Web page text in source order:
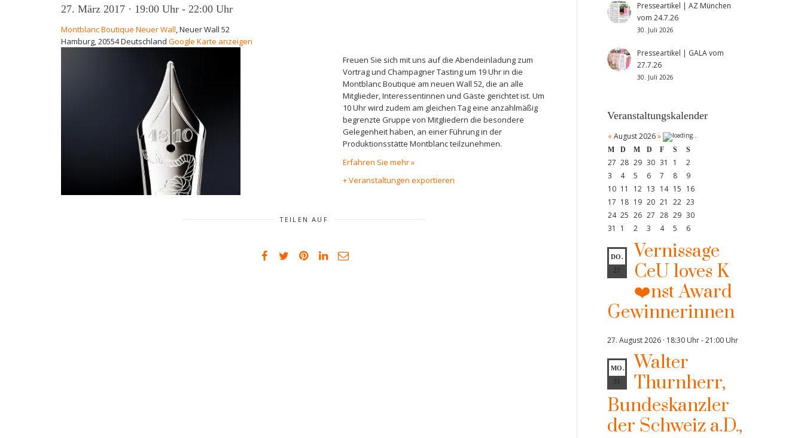
27. März 2017 · 19:00 Uhr - 22:00 Uhr
Montblanc Boutique Neuer Wall,Neuer Wall 52
Hamburg,20554Deutschland Google Karte anzeigen
Freuen Sie sich mit uns auf die Abendeinladung zum
Vortrag und Champagner Tasting um 19 Uhr in die
Montblanc Boutique am neuen Wall 52, die an alle
Mitglieder, Interessentinnen und Gäste gerichtet ist. Um
10 Uhr wird zudem am gleichen Tag eine anzahlmäßig
begrenzte Gruppe von Mitgliedern die besondere
Gelegenheit haben, an einer Führung in der
Produktionsstätte Montblanc teilzunehmen.
Erfahren Sie mehr »
+ Veranstaltungen exportieren
TEILEN AUF
Presseartikel | AZ München
vom 24.7.26
30. Juli 2026
Presseartikel | GALA vom
27.7.26
30. Juli 2026
Veranstaltungskalender
« August 2026 »
M D M D F S S
27 28 29 30 31 1
2
3
4 5 6 7 8
9
10 11 12 13 14 15 16
17 18 19 20 21 22 23
24 25 26 27 28 29 30
31
1 2 3 4 5 6
DO.
27
Vernissage
CeU loves K
❤️nst Award
Gewinnerinnen
27. August 2026 · 18:30 Uhr-21:00 Uhr
MO.
Walter
Thurnherr,
Bundeskanzler
der Schweiz a.D.,